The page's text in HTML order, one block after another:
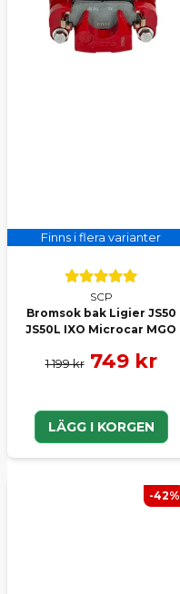
Finns i flera varianter
SCP
Bromsok bak Ligier JS50
JS50L IXO Microcar MGO
1 199 kr 749 kr
LÄGG I KORGEN
-42%